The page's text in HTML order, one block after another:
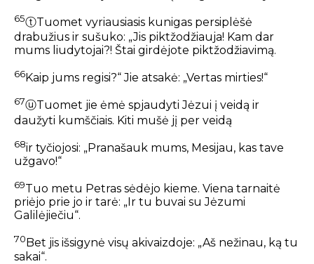
65ⓣTuomet vyriausiasis kunigas persiplėšė
drabužius ir sušuko: „Jis piktžodžiauja! Kam dar
mums liudytojai?! Štai girdėjote piktžodžiavimą.
66Kaip jums regisi?“ Jie atsakė: „Vertas mirties!“
67ⓤTuomet jie ėmė spjaudyti Jėzui į veidą ir
daužyti kumščiais. Kiti mušė jį per veidą
68ir tyčiojosi: „Pranašauk mums, Mesijau, kas tave
užgavo!“
69Tuo metu Petras sėdėjo kieme. Viena tarnaitė
priėjo prie jo ir tarė: „Ir tu buvai su Jėzumi
Galilėjiečiu“.
70 Bet jis išsigynė visų akivaizdoje: „Aš nežinau, ką tu
sakai“.